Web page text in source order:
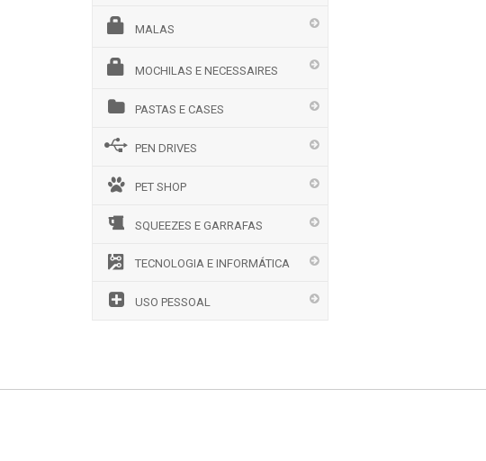
MALAS
MOCHILAS E NECESSAIRES
PASTAS E CASES
PEN DRIVES
PET SHOP
SQUEEZES E GARRAFAS
TECNOLOGIA E INFORMÁTICA
USO PESSOAL